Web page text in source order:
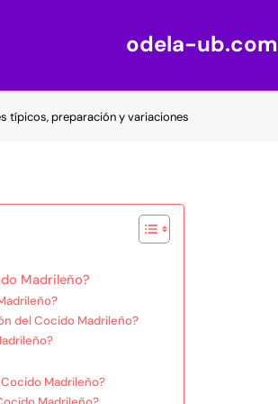
odela-ub.com
típicos, preparación y variaciones
Madrileño?
del Cocido Madrileño?
Madrileño?